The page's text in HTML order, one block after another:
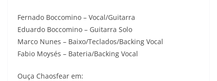
Fernado Boccomino – Vocal/Guitarra
Eduardo Boccomino – Guitarra Solo
Marco Nunes – Baixo/Teclados/Backing Vocal
Fabio Moysés – Bateria/Backing Vocal
Ouça Chaosfear em: